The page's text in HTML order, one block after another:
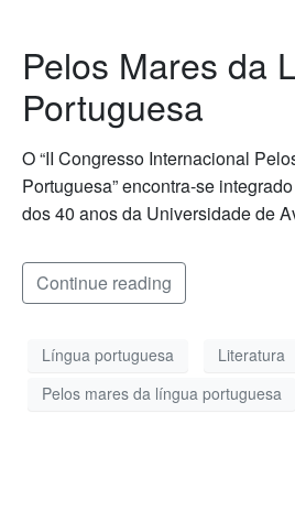
Pelos Mares da
Portuguesa
O “II Congresso Internacional
Portuguesa” encontra-se
dos 40 anos da Universidade de
Continue reading
Língua portuguesa
Literatura
Pelos mares da língua portuguesa